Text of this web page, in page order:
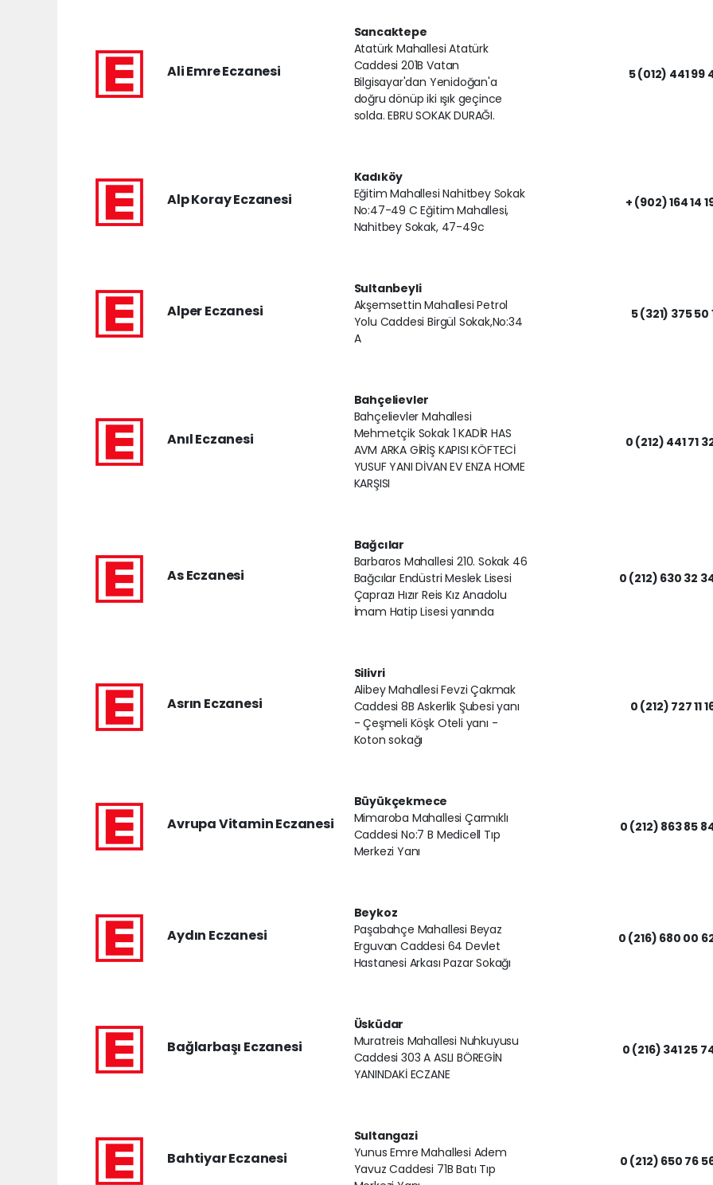
Ali Emre Eczanesi
Sancaktepe
Atatürk Mahallesi Atatürk
Caddesi 201B Vatan
Bilgisayar'dan Yenidoğan'a
doğru dönüp iki ışık geçince
solda. EBRU SOKAK DURAĞI.
5 (012) 441 99
Alp Koray Eczanesi
Kadıköy
Eğitim Mahallesi Nahitbey Sokak
No:47-49 C Eğitim Mahallesi,
Nahitbey Sokak, 47-49c
+ (902) 164 14
Alper Eczanesi
Sultanbeyli
Akşemsettin Mahallesi Petrol
Yolu Caddesi Birgül Sokak,No:34
A
5 (321) 375 50
Anıl Eczanesi
Bahçelievler
Bahçelievler Mahallesi
Mehmetçik Sokak 1 KADİR HAS
AVM ARKA GİRİŞ KAPISI KÖFTECİ
YUSUF YANI DİVAN EV ENZA HOME
KARŞISI
0 (212) 441 71
As Eczanesi
Bağcılar
Barbaros Mahallesi 210. Sokak 46
Bağcılar Endüstri Meslek Lisesi
Çaprazı Hızır Reis Kız Anadolu
İmam Hatip Lisesi yanında
0 (212) 630 32
Asrın Eczanesi
Silivri
Alibey Mahallesi Fevzi Çakmak
Caddesi 8B Askerlik Şubesi yanı
- Çeşmeli Köşk Oteli yanı -
Koton sokağı
0 (212) 727 11
Avrupa Vitamin Eczanesi
Büyükçekmece
Mimaroba Mahallesi Çarmıklı
Caddesi No:7 B Medicell Tıp
Merkezi Yanı
0 (212) 863 85
Aydın Eczanesi
Beykoz
Paşabahçe Mahallesi Beyaz
Erguvan Caddesi 64 Devlet
Hastanesi Arkası Pazar Sokağı
0 (216) 680 00
Bağlarbaşı Eczanesi
Üsküdar
Muratreis Mahallesi Nuhkuyusu
Caddesi 303 A ASLI BÖREGİN
YANINDAKİ ECZANE
0 (216) 341 25
Bahtiyar Eczanesi
Sultangazi
Yunus Emre Mahallesi Adem
Yavuz Caddesi 71B Batı Tıp
0 (212) 650 76